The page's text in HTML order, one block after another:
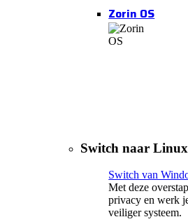
Zorin OS
Switch naar Linux
Switch van
Met deze
privacy en werk
veiliger systeem.